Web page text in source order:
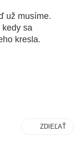
už musíme.
kedy sa
kresla.
ZDIEĽAŤ